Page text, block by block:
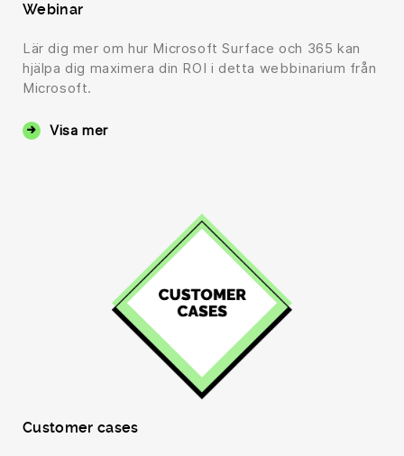
Webinar
Lär dig mer om hur Microsoft Surface och 365 kan
hjälpa dig maximera din ROI i detta webbinarium från
Microsoft.
Visa mer
Customer cases